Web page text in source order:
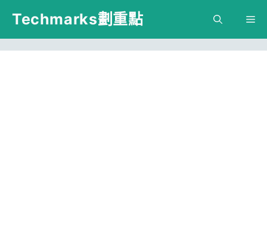
跳
主
Techmarks劃重點